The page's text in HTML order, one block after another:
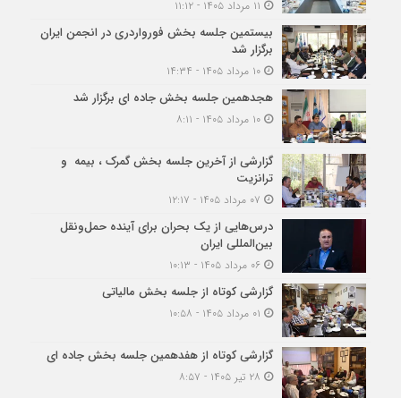
بیستمین جلسه بخش فورواردری در انجمن ایران
برگزار شد
۱۰ مرداد ۱۴۰۵ - ۱۴:۳۴
هجدهمین جلسه بخش جاده ای برگزار شد
۱۰ مرداد ۱۴۰۵ - ۸:۱۱
گزارشی از آخرین جلسه بخش گمرک ، بیمه و
ترانزیت
درس‌هایی از یک بحران برای آینده حمل‌ونقل
بین‌المللی ایران
گزارشی کوتاه از جلسه بخش مالیاتی
گزارشی کوتاه از هفدهمین جلسه بخش جاده ای